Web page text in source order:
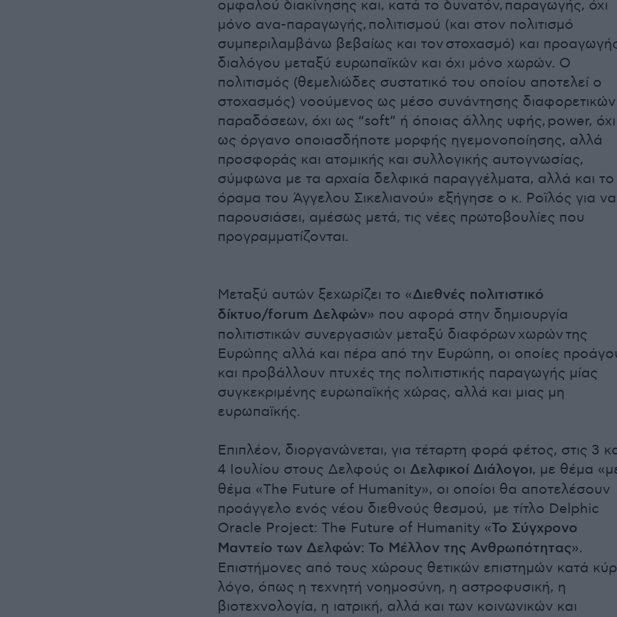
ομφαλού διακίνησης και, κατά το δυνατόν, παραγωγής, όχι
μόνο ανα-παραγωγής, πολιτισμού (και στον πολιτισμό
συμπεριλαμβάνω βεβαίως και τον στοχασμό) και
διαλόγου μεταξύ ευρωπαϊκών και όχι μόνο χωρών. Ο
πολιτισμός (θεμελιώδες συστατικό του οποίου αποτελεί ο
στοχασμός) νοούμενος ως μέσο συνάντησης διαφορετικών
παραδόσεων, όχι ως “soft” ή όποιας άλλης υφής, power, όχι
ως όργανο οπoιασδήποτε μορφής ηγεμονοποίησης, αλλά
προσφοράς και ατομικής και συλλογικής αυτογνωσίας,
σύμφωνα με τα αρχαία δελφικά παραγγέλματα, αλλά και το
όραμα του Άγγελου Σικελιανού» εξήγησε ο κ. Ροϊλός για να
παρουσιάσει, αμέσως μετά, τις νέες πρωτοβουλίες που
προγραμματίζονται.
Μεταξύ αυτών ξεχωρίζει το «Διεθνές πολιτιστικό
δίκτυο/forum Δελφών» που αφορά στην δημιουργία
πολιτιστικών συνεργασιών μεταξύ διαφόρων χωρών της
Ευρώπης αλλά και πέρα από την Ευρώπη, οι οποίες
και προβάλλουν πτυχές της πολιτιστικής παραγωγής μίας
συγκεκριμένης ευρωπαϊκής χώρας, αλλά και μιας μη
ευρωπαϊκής.
Επιπλέον, διοργανώνεται, για τέταρτη φορά φέτος, στις 3
4 Ιουλίου στους Δελφούς οι Δελφικοί Διάλογοι, με θέμα
θέμα «The Future of Humanity», οι οποίοι θα αποτελέσουν
προάγγελο ενός νέου διεθνούς θεσμού, με τίτλο Delphic
Oracle Project: The Future of Humanity «Το Σύγχρονο
Μαντείο των Δελφών: Το Μέλλον της Ανθρωπότητας».
Επιστήμονες από τους χώρους θετικών επιστημών κατά
λόγο, όπως η τεχνητή νοημοσύνη, η αστροφυσική, η
βιοτεχνολογία, η ιατρική, αλλά και των κοινωνικών και